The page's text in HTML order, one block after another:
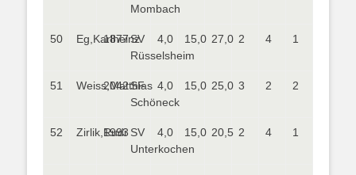
Mombach
50 Eg,Karlheinz
1877SV
Rüsselsheim
4,0 15,0 27,0 2 4 1
51 Weiss,Matthias
2042SF
Schöneck
4,0 15,0 25,0 3 2 2
52 Zirlik,Rudi
1993 SV
Unterkochen
4,0 15,0 20,5 2 4 1